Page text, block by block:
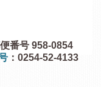
便番号 958-0854
：0254-52-4133